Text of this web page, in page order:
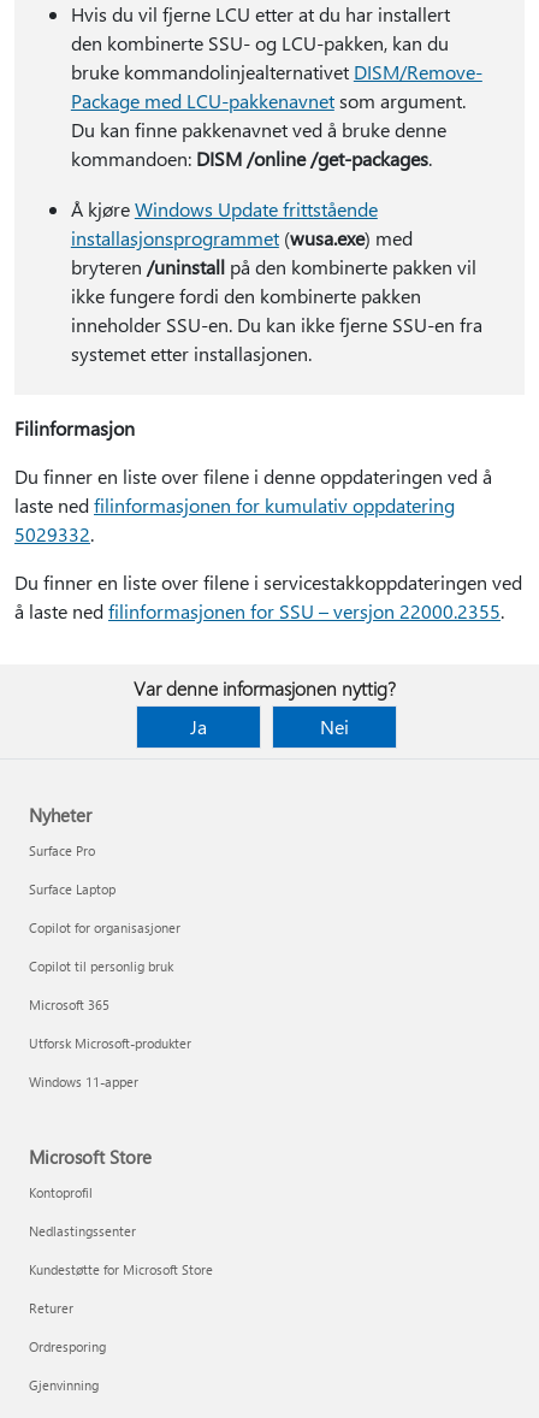
Hvis du vil fjerne LCU etter at du har installert
den kombinerte SSU- og LCU-pakken, kan du
bruke kommandolinjealternativet DISM/Remove-
Package med LCU-pakkenavnetsom argument.
Du kan finne pakkenavnet ved å bruke denne
kommandoen: DISM /online /get-packages.
Å kjøreWindows Update frittstående
installasjonsprogrammet(wusa.exe) med
bryteren /uninstallpå den kombinerte pakken vil
ikke fungere fordi den kombinerte pakken
inneholder SSU-en. Du kan ikke fjerne SSU-en fra
systemet etter installasjonen.
Filinformasjon
Du finner en liste over filene i denne oppdateringen ved å
laste nedfilinformasjonen for kumulativ oppdatering
5029332.
Du finner en liste over filene i servicestakkoppdateringen ved
å laste nedfilinformasjonen for SSU – versjon 22000.2355.
Var denne informasjonen nyttig?
Ja
Nei
Nyheter
Surface Pro
Surface Laptop
Copilot for organisasjoner
Copilot til personlig bruk
Microsoft 365
Utforsk Microsoft-produkter
Windows 11-apper
Microsoft Store
Kontoprofil
Nedlastingssenter
Kundestøtte for Microsoft Store
Returer
Ordresporing
Gjenvinning